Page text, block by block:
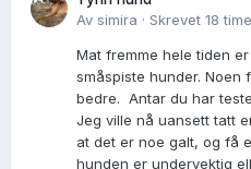
Av simira · Skrevet 18
Mat fremme hele tiden
småspiste hunder. Noen
bedre. Antar du har
Jeg ville nå uansett tatt
at det er noe galt, og få
hunden er undervektig